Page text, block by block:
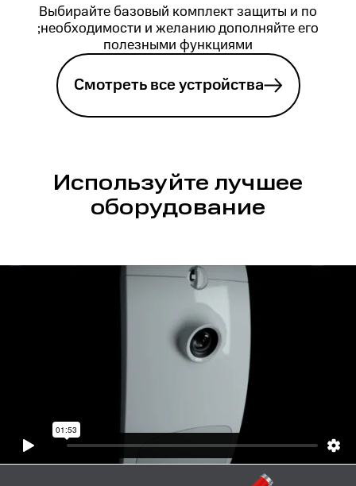
Выбирайте базовый комплект защиты и по
;необходимости и желанию дополняйте его
полезными функциями
Смотреть все устройства
Используйте лучшее
оборудование